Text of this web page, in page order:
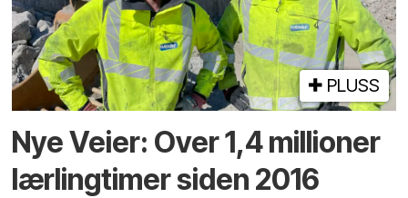
PLUSS
Nye Veier: Over 1,4 millioner
lærlingtimer siden 2016